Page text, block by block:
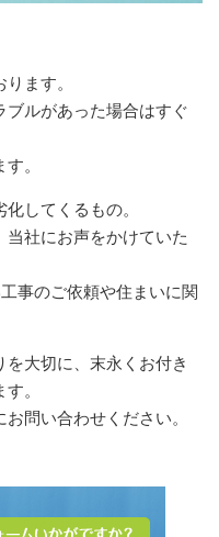
ます。
ブルがあった場合はすぐ
。
してくるもの。
当社にお声をかけていた
事のご依頼や住まいに関
大切に、末永くお付き
。
問い合わせください。